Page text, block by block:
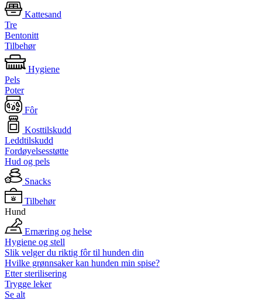
Kattesand
Tre
Bentonitt
Tilbehør
Hygiene
Pels
Poter
Fôr
Kosttilskudd
Leddtilskudd
Fordøyelsesstøtte
Hud og pels
Snacks
Tilbehør
Hund
Ernæring og helse
Hygiene og stell
Slik velger du riktig fôr til hunden din
Hvilke grønnsaker kan hunden min spise?
Etter sterilisering
Trygge leker
Se alt